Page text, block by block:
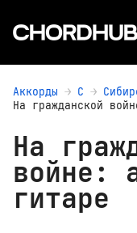
Аккорды С
На гражданской
На
войне:
гитаре